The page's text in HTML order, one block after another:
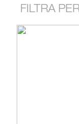
FILTRA PER